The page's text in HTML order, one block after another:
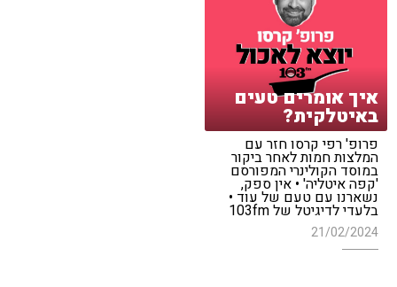
איך אומרים טעים
באיטלקית?
פרופ' רפי קרסו חזר עם
המלצות חמות לאחר ביקור
במוסד הקולינרי המפורסם
'קפה איטליה' • אין ספק,
נשארנו עם טעם של עוד •
בלעדי לדיגיטל של 103fm
21/02/2024